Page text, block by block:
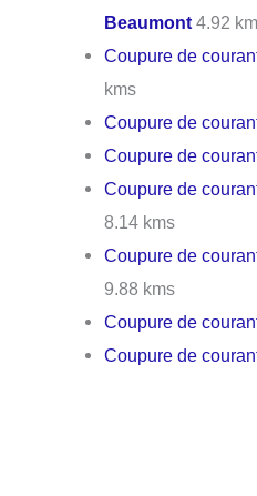
Beaumont 4.92
Coupure de
kms
Coupure de
Coupure de
Coupure de
8.14 kms
Coupure de
9.88 kms
Coupure de
Coupure de